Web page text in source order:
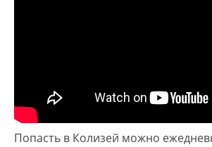
Попасть в Колизей можно